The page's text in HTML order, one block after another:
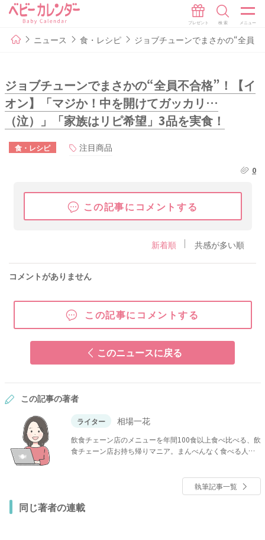
ニュース 食・レシピ ジョブチューンでまさかの“全員
ジョブチューンでまさかの“全員不合格”！【イ
オン】「マジか！中を開けてガッカリ…
（泣）」「家族はリピ希望」3品を実食！
食・レシピ 注目商品
0
この記事にコメントする
新着順 共感が多い順
コメントがありません
この記事にコメントする
このニュースに戻る
この記事の著者
ライター 相場一花
飲食チェーン店のメニューを年間100食以上食べ比べる、飲
食チェーン店お持ち帰りマニア。まんべんなく食べる人。
ほぼ毎回100円割引券利用。久世福商店やトライアル、ワー
クマン女子など話題のショップにも足を運ぶ。
執筆記事一覧
同じ著者の連載